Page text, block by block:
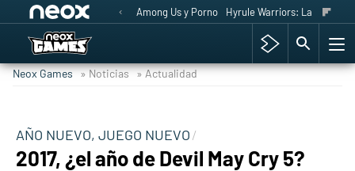
Among Us y Porno Hyrule Warriors: La Era del
Neox Games » Noticias » Actualidad
AÑO NUEVO, JUEGO NUEVO
2017, ¿el año de Devil May Cry 5?